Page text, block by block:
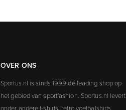
OVER ONS
Sportus.nl is sinds 1999 dé leading shop op
het gebied van sportfashion. Sportus.nl levert
onder andere t-shirts, retro voetbalshirts,